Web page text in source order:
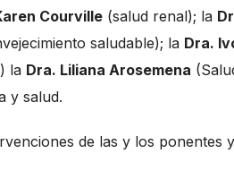
Courville (salud renal); la
saludable); la Dra.
la Dra. Liliana Arosemena
y salud.
de las y los ponentes y